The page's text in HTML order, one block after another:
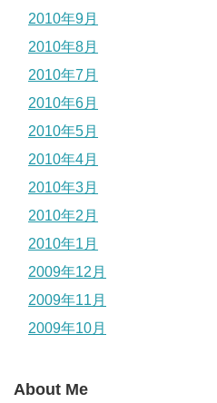
2010年9月
2010年8月
2010年7月
2010年6月
2010年5月
2010年4月
2010年3月
2010年2月
2010年1月
2009年12月
2009年11月
2009年10月
About Me